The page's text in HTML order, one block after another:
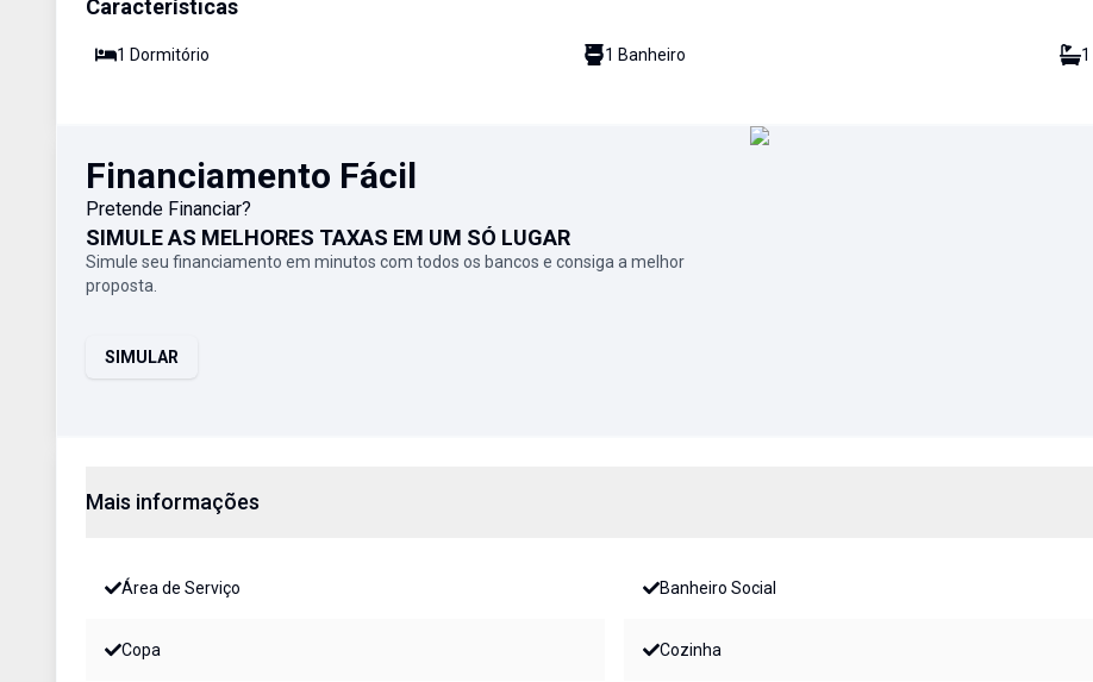
Características
1 Dormitório 1 Banheiro 1
Financiamento Fácil
Pretende Financiar?
SIMULE AS MELHORES TAXAS EM UM SÓ LUGAR
Simule seu financiamento em minutos com todos os bancos e consiga a melhor
proposta.
SIMULAR
Mais informações
Área de Serviço Banheiro Social
Copa Cozinha